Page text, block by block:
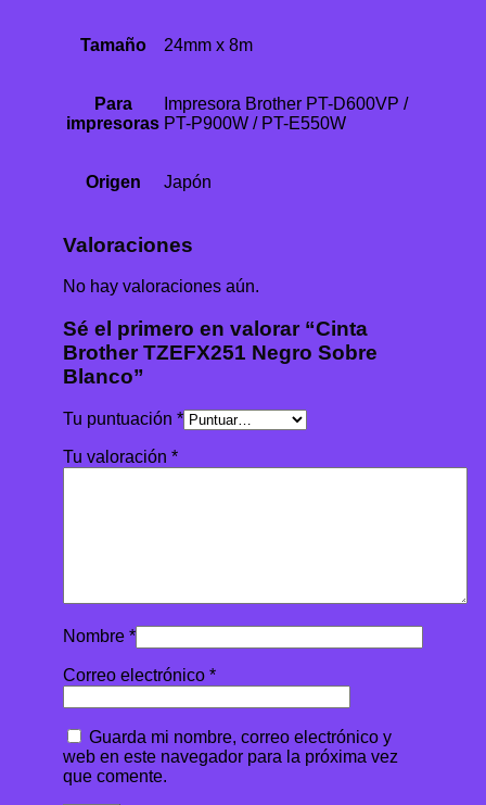
Tamaño 24mm x 8m
Para
impresoras
Impresora Brother PT-D600VP /
PT-P900W / PT-E550W
Origen Japón
Valoraciones
No hay valoraciones aún.
Sé el primero en valorar “Cinta
Brother TZEFX251 Negro Sobre
Blanco”
Tu puntuación *
Tu valoración *
Nombre *
Correo electrónico *
Guarda mi nombre, correo electrónico y
web en este navegador para la próxima vez
que comente.